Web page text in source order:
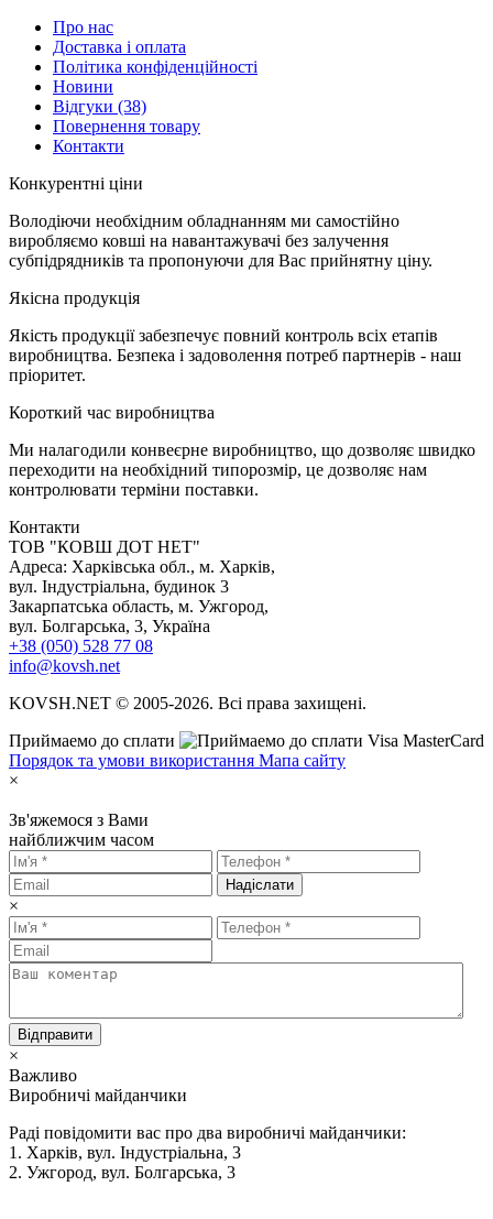
Про нас
Доставка і оплата
Політика конфіденційності
Новини
Відгуки (38)
Повернення товару
Контакти
Конкурентні ціни
Володіючи необхідним обладнанням ми самостійно
виробляємо ковші на навантажувачі без залучення
субпідрядників та пропонуючи для Вас прийнятну ціну.
Якісна продукція
Якість продукції забезпечує повний контроль всіх етапів
виробництва. Безпека і задоволення потреб партнерів - наш
пріоритет.
Короткий час виробництва
Ми налагодили конвеєрне виробництво, що дозволяє швидко
переходити на необхідний типорозмір, це дозволяє нам
контролювати терміни поставки.
Контакти
TOB "КОВШ ДОТ НЕТ"
Адреса: Харківська обл., м. Харків,
вул. Індустріальна, будинок 3
Закарпатська область, м. Ужгород,
вул. Болгарська, 3, Україна
+38 (050) 528 77 08
info@kovsh.net
KOVSH.NET © 2005-2026. Всі права захищені.
Приймаемо до сплати
Порядок та умови використання Мапа сайту
×
Зв'яжемося з Вами
найближчим часом
Надіслати
×
Відправити
×
Важливо
Виробничі майданчики
Раді повідомити вас про два виробничі майданчики:
1. Харків, вул. Індустріальна, 3
2. Ужгород, вул. Болгарська, 3